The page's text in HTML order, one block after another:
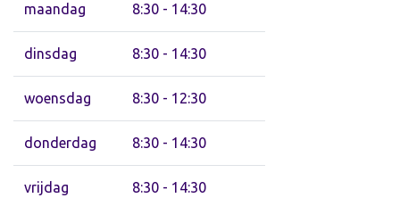
maandag 8:30 - 14:30
dinsdag 8:30 - 14:30
woensdag 8:30 - 12:30
donderdag 8:30 - 14:30
vrijdag 8:30 - 14:30